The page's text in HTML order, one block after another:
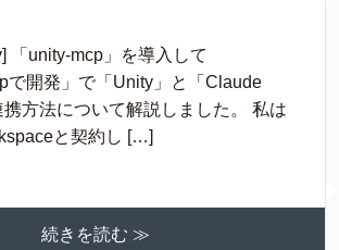
「unity-mcp」を導入して
で開発」で「Unity」と「Claude
方法について解説しました。 私は
と契約し […]
続きを読む ≫